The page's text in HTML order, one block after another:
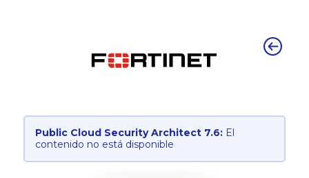
Public Cloud Security Architect 7.6: El
contenido no está disponible